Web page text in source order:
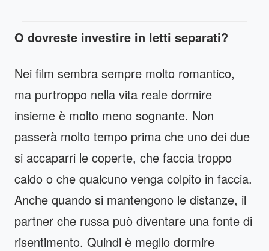
O dovreste investire in letti separati?
Nei film sembra sempre molto romantico,
ma purtroppo nella vita reale dormire
insieme è molto meno sognante. Non
passerà molto tempo prima che uno dei due
si accaparri le coperte, che faccia troppo
caldo o che qualcuno venga colpito in faccia.
Anche quando si mantengono le distanze, il
partner che russa può diventare una fonte di
risentimento. Quindi è meglio dormire